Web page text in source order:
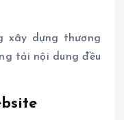
xây dựng thương
tải nội dung đều